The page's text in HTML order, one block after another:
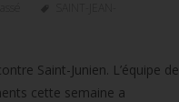
Saint-Junien. L’équipe de
cette semaine a